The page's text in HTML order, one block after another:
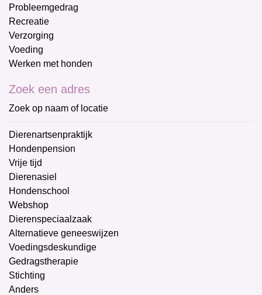
Probleemgedrag
Recreatie
Verzorging
Voeding
Werken met honden
Zoek een adres
Zoek op naam of locatie
Dierenartsenpraktijk
Hondenpension
Vrije tijd
Dierenasiel
Hondenschool
Webshop
Dierenspeciaalzaak
Alternatieve geneeswijzen
Voedingsdeskundige
Gedragstherapie
Stichting
Anders